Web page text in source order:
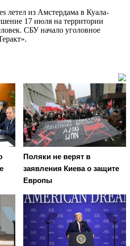
летел из Амстердама в Куала-
17 июля на территории
СБУ начало уголовное
Поляки не верят в
заявления Киева о защите
Европы